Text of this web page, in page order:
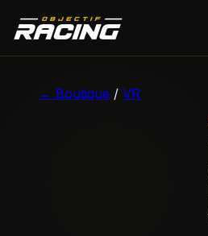
← Boutique / VR
1